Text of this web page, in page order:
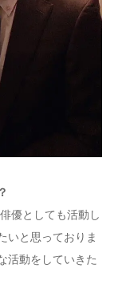
優としても活動し
いと思っておりま
活動をしていきた